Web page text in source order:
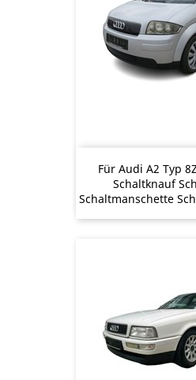
Für Audi A2 Typ
Schaltknauf
Schaltmanschette